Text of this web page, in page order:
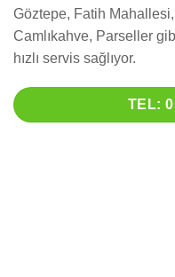
Göztepe, Fatih
Camlıkahve, Parseller
hızlı servis sağlıyor.
TEL: